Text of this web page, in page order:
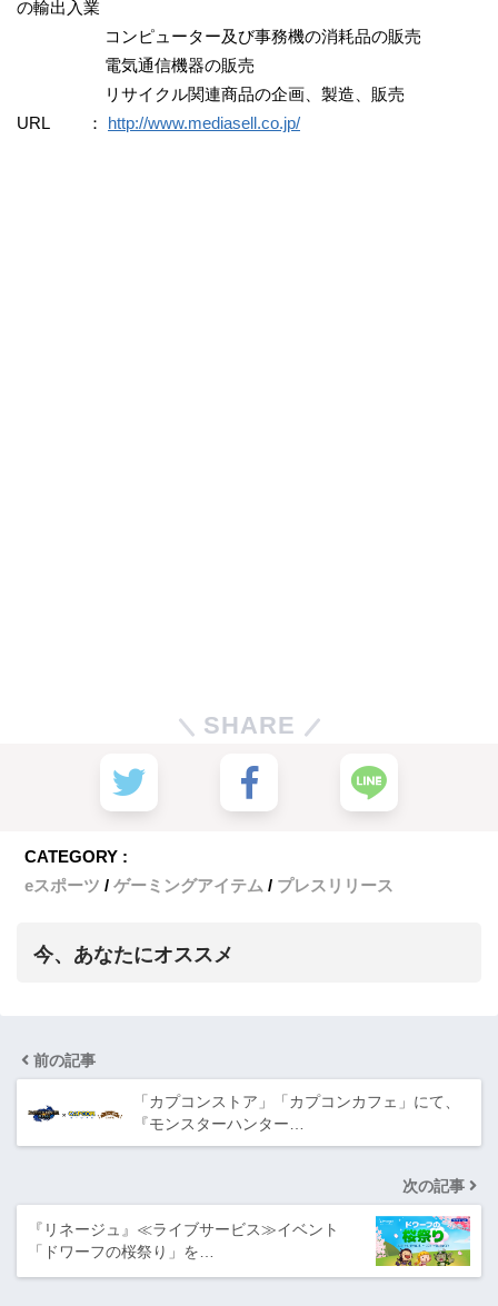
の輸出入業
コンピューター及び事務機の消耗品の販売
電気通信機器の販売
リサイクル関連商品の企画、製造、販売
URL ： http://www.mediasell.co.jp/
SHARE
CATEGORY :
eスポーツ
ゲーミングアイテム プレスリリース
今、あなたにオススメ
前の記事
「カプコンストア」「カプコンカフェ」にて、
『モンスターハンター…
次の記事
『リネージュ』≪ライブサービス≫イベント
「ドワーフの桜祭り」を…